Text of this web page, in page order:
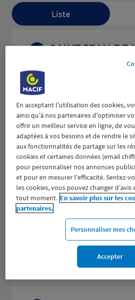
Liste
1.65 km
SAINT JEAN DE
1034 AVENUE DU 8 MAI
Voir
2
36.44
km
CROLLES
487 AVENUE AMBROISE
38920 CROLLES
4,3
Fermé aujourd'hui
En acceptant l'utilisation des cookies,
ainsi qu’à nos partenaires d'optimiser
offrir un meilleur service en ligne, de
adaptées à vos besoins et de rendre le
aux fonctionnalités de partage sur les
cookies et certaines données (email
pour personnaliser nos annonces
et pour en mesurer l'efficacité. Sentez-
les cookies, vous pouvez changer
tout moment. En savoir plus sur les
partenaires.
Personnaliser mes
Accepter